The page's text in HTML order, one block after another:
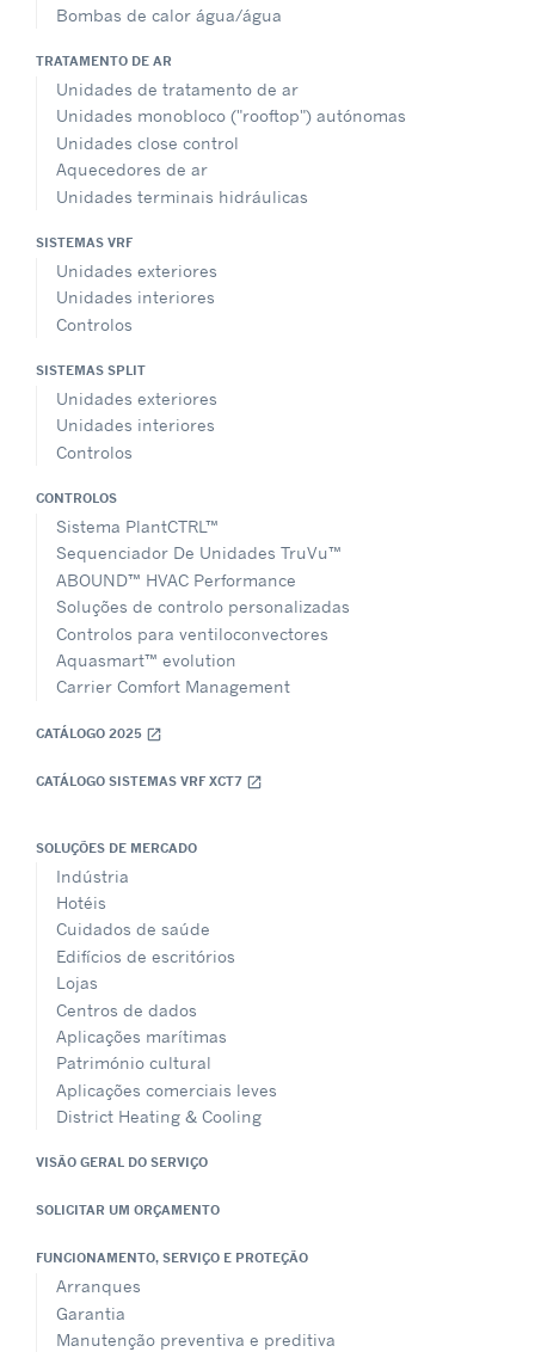
Bombas de calor água/água
TRATAMENTO DE AR
Unidades de tratamento de ar
Unidades monobloco ("rooftop") autónomas
Unidades close control
Aquecedores de ar
Unidades terminais hidráulicas
SISTEMAS VRF
Unidades exteriores
Unidades interiores
Controlos
SISTEMAS SPLIT
Unidades exteriores
Unidades interiores
Controlos
CONTROLOS
Sistema PlantCTRL™
Sequenciador De Unidades TruVu™
ABOUND™ HVAC Performance
Soluções de controlo personalizadas
Controlos para ventiloconvectores
Aquasmart™ evolution
Carrier Comfort Management
CATÁLOGO 2025 open_in_new
CATÁLOGO SISTEMAS VRF XCT7 open_in_new
SOLUÇÕES DE MERCADO
Indústria
Hotéis
Cuidados de saúde
Edifícios de escritórios
Lojas
Centros de dados
Aplicações marítimas
Património cultural
Aplicações comerciais leves
District Heating & Cooling
VISÃO GERAL DO SERVIÇO
SOLICITAR UM ORÇAMENTO
FUNCIONAMENTO, SERVIÇO E PROTEÇÃO
Arranques
Garantia
Manutenção preventiva e preditiva